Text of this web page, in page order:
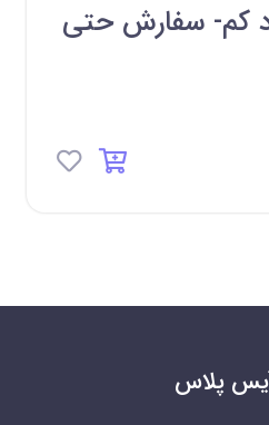
کم- سفارش حتی
پلاس